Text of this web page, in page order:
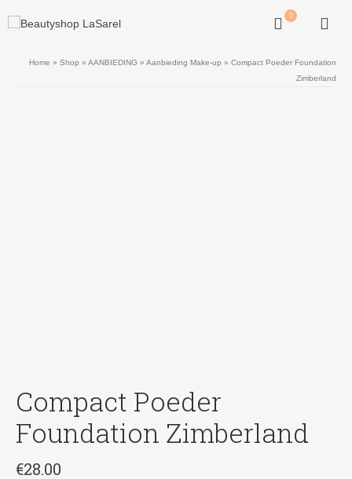
0
Home » Shop » AANBIEDING » Aanbieding Make-up » Compact Poeder Foundation
Zimberland
Compact Poeder
Foundation Zimberland
€28.00